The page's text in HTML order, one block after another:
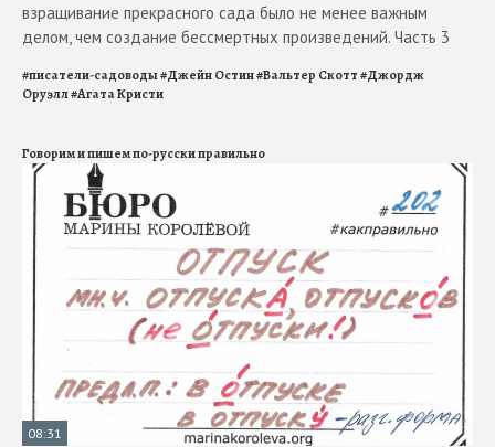
взращивание прекрасного сада было не менее важным
делом, чем создание бессмертных произведений. Часть 3
#писатели-садоводы#Джейн Остин#Вальтер Скотт#Джордж
Оруэлл#Агата Кристи
Говорим и пишем по-русски правильно
08:31